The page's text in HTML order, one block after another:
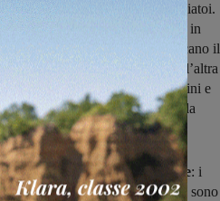
prima del rientro negli spogliatoi.
chiudono le maglie in
e con Dainelli e Caponi toccano il
mette in difficoltà la Fides, dall’altra
di segnare. Le triple di Baldini e
per indirizzare la gara. Alla
il vantaggio.
linee esterne, contropiede: i
gli ingredienti per far bene ci sono